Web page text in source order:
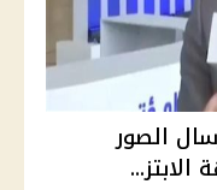
الصور